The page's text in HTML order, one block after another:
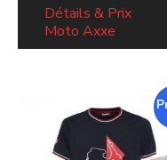
initial
était :
actuel
Détails & Prix
Moto Axxe